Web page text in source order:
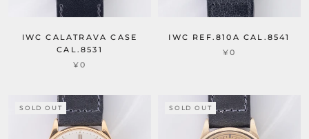
IWC CALATRAVA CASE
CAL.8531
¥0
IWC REF.810A CAL.8541
¥0
SOLD OUT SOLD OUT